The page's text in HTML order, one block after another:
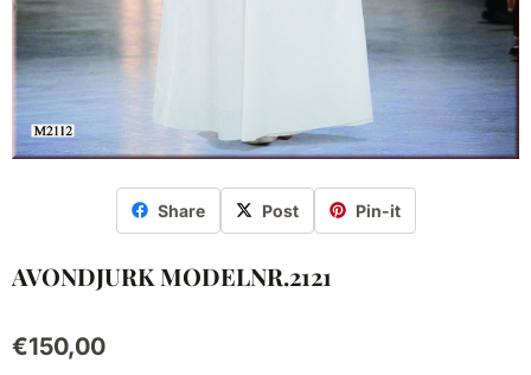
Share Post Pin-it
AVONDJURK MODELNR.2121
€150,00